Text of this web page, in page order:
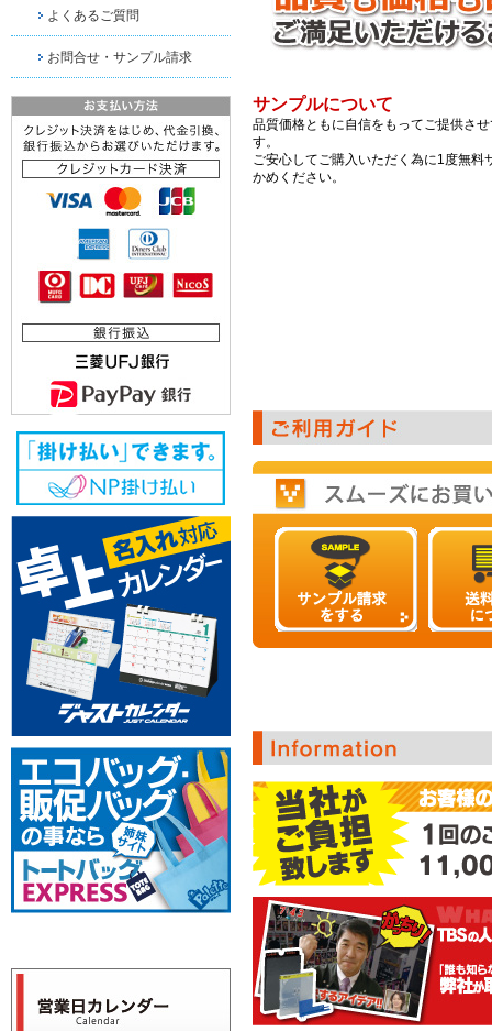
サンプルについて
品質価格ともに自信をもってご提供さ
す。
ご安心してご購入いただく為に1度無料
かめください。
よくあるご質問
お問合せ・サンプル請求